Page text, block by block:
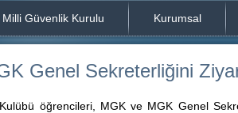
Milli Güvenlik Kurulu Kurumsal
Genel Sekreterliğini
öğrencileri, MGK ve MGK Genel